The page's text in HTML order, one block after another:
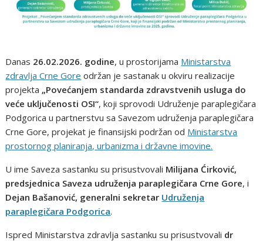
Danas 26.02.2026. godine, u prostorijama Ministarstva
zdravlja Crne Gore održan je sastanak u okviru realizacije
projekta „Povećanjem standarda zdravstvenih usluga do
veće uključenosti OSI“, koji sprovodi Udruženje paraplegičara
Podgorica u partnerstvu sa Savezom udruženja paraplegičara
Crne Gore, projekat je finansijski podržan od Ministarstva
prostornog planiranja, urbanizma i državne imovine.
U ime Saveza sastanku su prisustvovali Milijana Ćirković,
predsjednica Saveza udruženja paraplegičara Crne Gore, i
Dejan Bašanović, generalni sekretar Udruženja
paraplegičara Podgorica.
Ispred Ministarstva zdravlja sastanku su prisustvovali dr